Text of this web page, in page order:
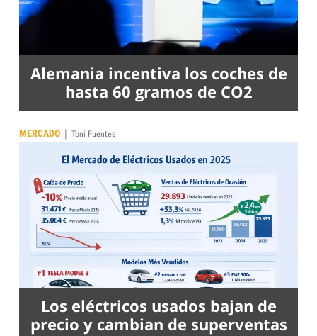
Alemania incentiva los coches de
hasta 60 gramos de CO2
MERCADO | Toni Fuentes
Los eléctricos usados bajan de
precio y cambian de superventas